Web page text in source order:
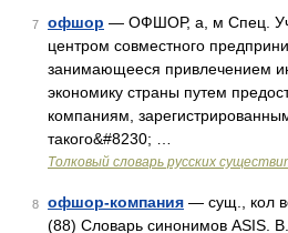
7 офшор — ОФШОР, а, м Спец.
центром совместного
занимающееся привлечением
экономику страны путем
компаниям,
такого&#8230; …
Толковый словарь русских
8 офшор-компания — сущ., кол
(88) Словарь синонимов ASIS.